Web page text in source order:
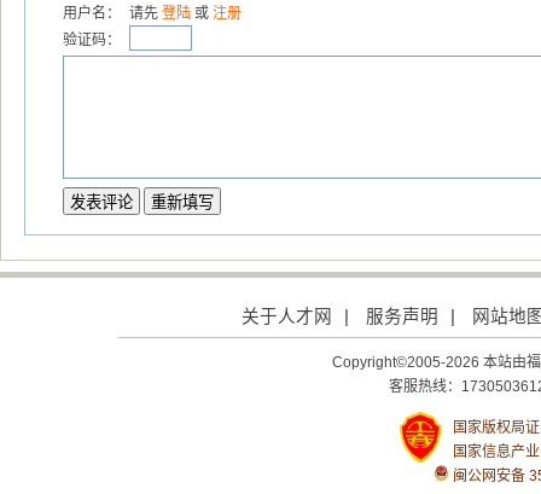
用户名： 请先 登陆或 注册
验证码：
关于人才网 服务声明 网站地
Copyright©2005-2026 本站由
客服热线：
国家版权局
国家信息产
闽公网安备